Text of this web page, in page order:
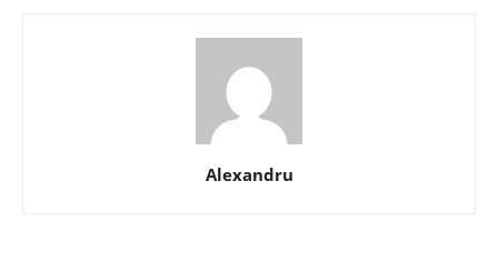
Alexandru